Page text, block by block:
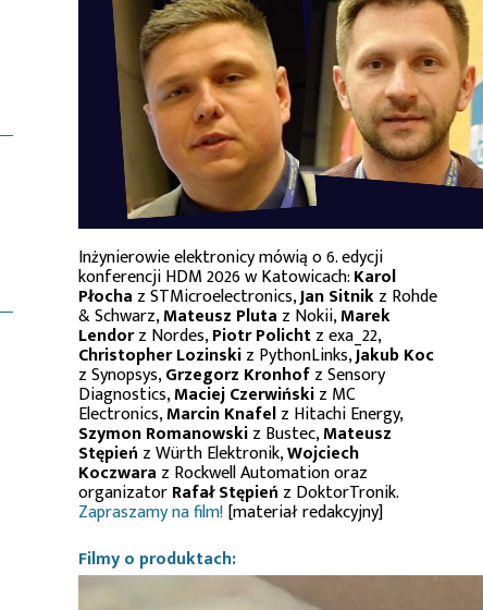
Inżynierowie elektronicy mówią o 6. edycji
konferencji HDM 2026 w Katowicach:Karol
Płocha z STMicroelectronics,Jan Sitnikz Rohde
& Schwarz,Mateusz Pluta z Nokii,Marek
Lendorz Nordes,Piotr Polichtz exa_22,
Christopher Lozinskiz PythonLinks,Jakub Koc
z Synopsys,Grzegorz Kronhofz Sensory
Diagnostics,Maciej Czerwińskiz MC
Electronics,Marcin Knafelz Hitachi Energy,
Szymon Romanowskiz Bustec,Mateusz
Stępień z Würth Elektronik,Wojciech
Koczwara z Rockwell Automation oraz
organizatorRafał Stępień z DoktorTronik.
Zapraszamy na film![materiał redakcyjny]
Filmy o produktach: